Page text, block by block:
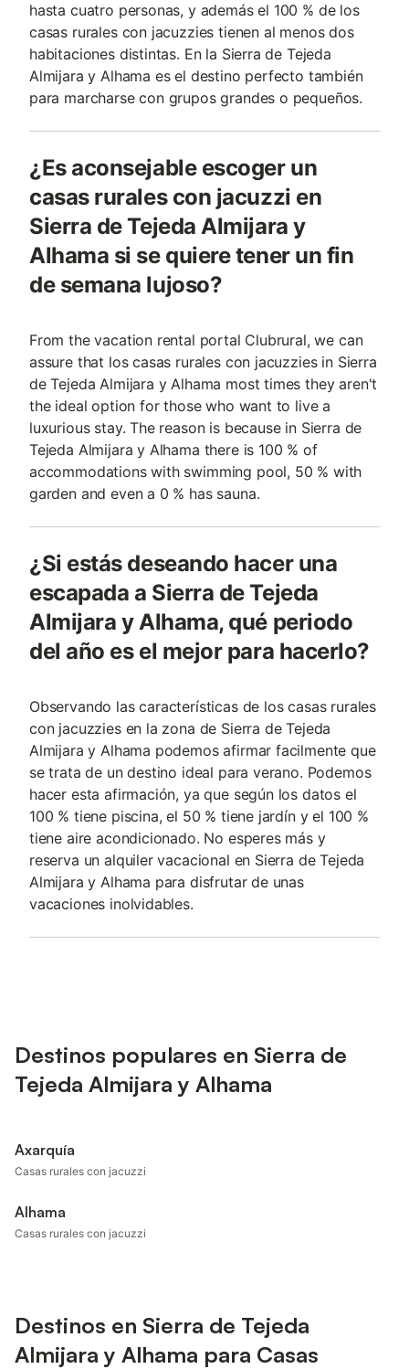
hasta cuatro personas, y además el 100 % de los
casas rurales con jacuzzies tienen al menos dos
habitaciones distintas. En la Sierra de Tejeda
Almijara y Alhama es el destino perfecto también
para marcharse con grupos grandes o pequeños.
¿Es aconsejable escoger un
casas rurales con jacuzzi en
Sierra de Tejeda Almijara y
Alhama si se quiere tener un fin
de semana lujoso?
From the vacation rental portal Clubrural, we can
assure that los casas rurales con jacuzzies in Sierra
de Tejeda Almijara y Alhama most times they aren't
the ideal option for those who want to live a
luxurious stay. The reason is because in Sierra de
Tejeda Almijara y Alhama there is 100 % of
accommodations with swimming pool, 50 % with
garden and even a 0 % has sauna.
¿Si estás deseando hacer una
escapada a Sierra de Tejeda
Almijara y Alhama, qué periodo
del año es el mejor para hacerlo?
Observando las características de los casas rurales
con jacuzzies en la zona de Sierra de Tejeda
Almijara y Alhama podemos afirmar facilmente que
se trata de un destino ideal para verano. Podemos
hacer esta afirmación, ya que según los datos el
100 % tiene piscina, el 50 % tiene jardín y el 100 %
tiene aire acondicionado. No esperes más y
reserva un alquiler vacacional en Sierra de Tejeda
Almijara y Alhama para disfrutar de unas
vacaciones inolvidables.
Destinos populares en Sierra de
Tejeda Almijara y Alhama
Axarquía
Casas rurales con jacuzzi
Alhama
Casas rurales con jacuzzi
Destinos en Sierra de Tejeda
Almijara y Alhama para Casas